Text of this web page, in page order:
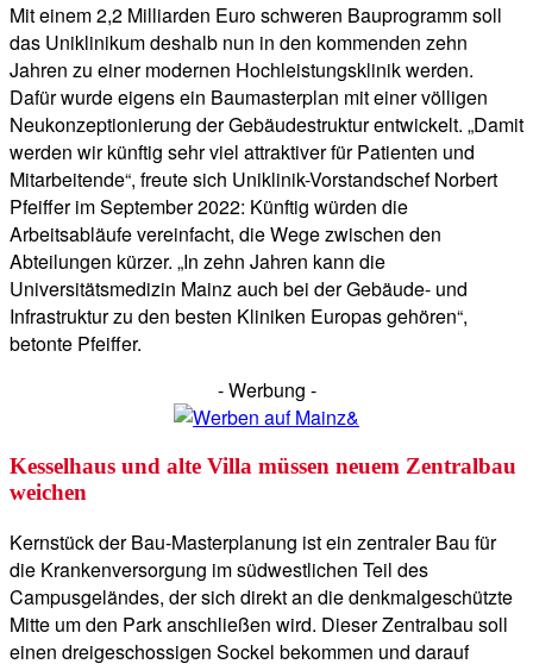
Mit einem 2,2 Milliarden Euro schweren Bauprogramm soll
das Uniklinikum deshalb nun in den kommenden zehn
Jahren zu einer modernen Hochleistungsklinik werden.
Dafür wurde eigens ein Baumasterplan mit einer völligen
Neukonzeptionierung der Gebäudestruktur entwickelt. „Damit
werden wir künftig sehr viel attraktiver für Patienten und
Mitarbeitende“, freute sich Uniklinik-Vorstandschef Norbert
Pfeiffer im September 2022: Künftig würden die
Arbeitsabläufe vereinfacht, die Wege zwischen den
Abteilungen kürzer. „In zehn Jahren kann die
Universitätsmedizin Mainz auch bei der Gebäude- und
Infrastruktur zu den besten Kliniken Europas gehören“,
betonte Pfeiffer.
- Werbung -
Kesselhaus und alte Villa müssen neuem Zentralbau
weichen
Kernstück der Bau-Masterplanung ist ein zentraler Bau für
die Krankenversorgung im südwestlichen Teil des
Campusgeländes, der sich direkt an die denkmalgeschützte
Mitte um den Park anschließen wird. Dieser Zentralbau soll
einen dreigeschossigen Sockel bekommen und darauf